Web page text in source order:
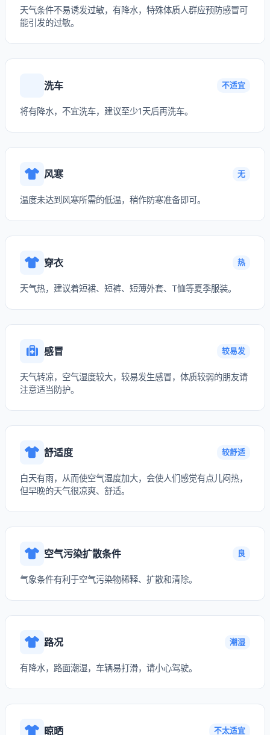
天气条件不易诱发过敏，有降水，特殊体质人群应预防感冒可
能引发的过敏。
洗车 不适宜
将有降水，不宜洗车，建议至少1天后再洗车。
风寒 无
温度未达到风寒所需的低温，稍作防寒准备即可。
穿衣 热
天气热，建议着短裙、短裤、短薄外套、T恤等夏季服装。
感冒 较易发
天气转凉，空气湿度较大，较易发生感冒，体质较弱的朋友请
注意适当防护。
舒适度 较舒适
白天有雨，从而使空气湿度加大，会使人们感觉有点儿闷热，
但早晚的天气很凉爽、舒适。
空气污染扩散条件 良
气象条件有利于空气污染物稀释、扩散和清除。
路况 潮湿
有降水，路面潮湿，车辆易打滑，请小心驾驶。
晾晒 不太适宜